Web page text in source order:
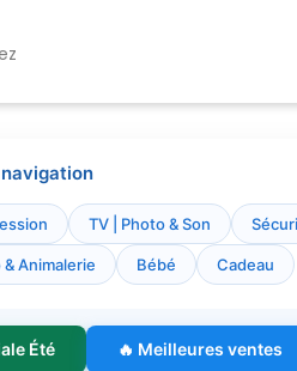
TV | Photo & Son
Animalerie Bébé Cadeau
Été 🔥 Meilleures ventes